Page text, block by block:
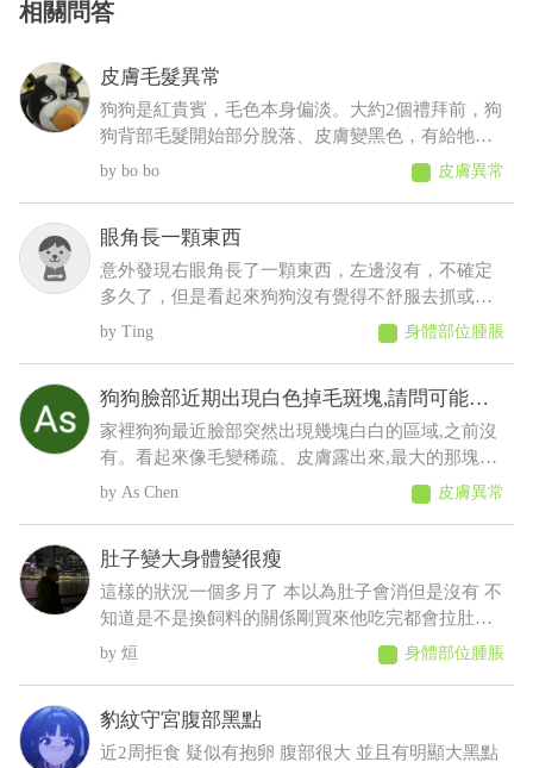
相關問答
皮膚毛髮異常
狗狗是紅貴賓，毛色本身偏淡。大約2個禮拜前，狗
狗背部毛髮開始部分脫落、皮膚變黑色，有給牠擦
人類的藥物(不知道會不會怎樣......)，也有帶去看獸
醫，但獸醫說這是正常老化不會怎樣，可是牠才5
bo bo 皮膚異常
眼角長一顆東西
意外發現右眼角長了一顆東西，左邊沒有，不確定
多久了，但是看起來狗狗沒有覺得不舒服去抓或流
眼淚等等之類的，想請問這是什麼？會不會影響眼
Ting 身體部位腫脹
狗狗臉部近期出現白色掉毛斑塊,請問可能是
什麼原因
家裡狗狗最近臉部突然出現幾塊白白的區域,之前沒
有。看起來像毛變稀疏、皮膚露出來,最大的那塊有
點像有皮屑,但沒有看到流血、 化膿或明顯紅腫。
狗狗目前看起來精神、食慾都正常,也沒有一直抓臉
他皮膚問題?
As Chen 皮膚異常
肚子變大身體變很瘦
這樣的狀況一個多月了 本以為肚子會消但是沒有 不
知道是不是換飼料的關係剛買來他吃完都會拉肚子
後來就少量多餐就比較不會拉了以前飼料都吃很快
現在都吃很慢有時候還沒有吃完 反而人在吃的他都
現在沒長多少出來變很瘦看得到肋骨 請問醫師這是
什麼狀況????????
烜 身體部位腫脹
豹紋守宮腹部黑點
近2周拒食 疑似有抱卵 腹部很大 並且有明顯大黑點